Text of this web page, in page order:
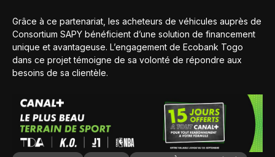
Grâce à ce partenariat, les acheteurs de véhicules auprès de
Consortium SAPY bénéficient d’une solution de financement
unique et avantageuse. L’engagement de Ecobank Togo
dans ce projet témoigne de sa volonté de répondre aux
besoins de sa clientèle.